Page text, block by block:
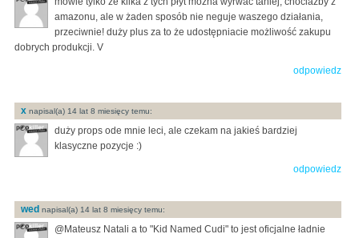
amazonu, ale w żaden sposób nie neguje waszego działania,
przeciwnie! duży plus za to że udostępniacie możliwość zakupu
dobrych produkcji. V
odpowiedz
x napisal(a) 14 lat 8 miesięcy temu:
duży props ode mnie leci, ale czekam na jakieś bardziej
klasyczne pozycje :)
odpowiedz
wed napisal(a) 14 lat 8 miesięcy temu:
@Mateusz Natali a to "Kid Named Cudi" to jest oficjalne ładnie